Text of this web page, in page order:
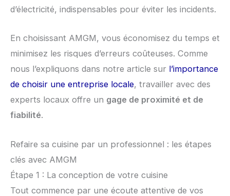
d’électricité, indispensables pour éviter les incidents.
En choisissant AMGM, vous économisez du temps et
minimisez les risques d’erreurs coûteuses. Comme
nous l’expliquons dans notre article sur l’importance
de choisir une entreprise locale, travailler avec des
experts locaux offre un gage de proximité et de
fiabilité.
Refaire sa cuisine par un professionnel : les étapes
clés avec AMGM
Étape 1 : La conception de votre cuisine
Tout commence par une écoute attentive de vos